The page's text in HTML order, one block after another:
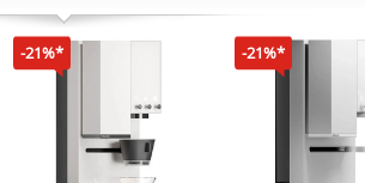
-21%* -21%*